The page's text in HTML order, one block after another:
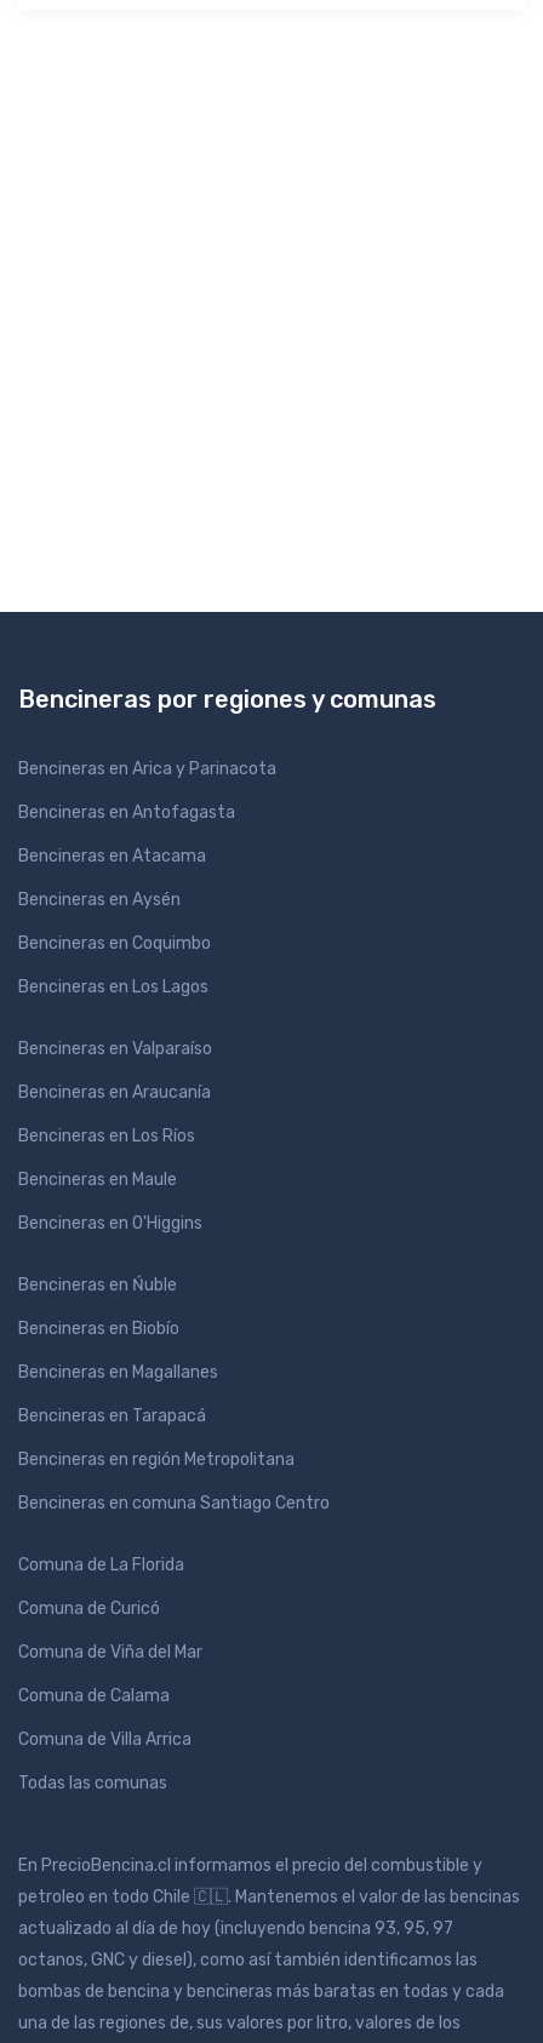
Bencineras por regiones y comunas
Bencineras en Arica y Parinacota
Bencineras en Antofagasta
Bencineras en Atacama
Bencineras en Aysén
Bencineras en Coquimbo
Bencineras en Los Lagos
Bencineras en Valparaíso
Bencineras en Araucanía
Bencineras en Los Ríos
Bencineras en Maule
Bencineras en O'Higgins
Bencineras en Ńuble
Bencineras en Biobío
Bencineras en Magallanes
Bencineras en Tarapacá
Bencineras en región Metropolitana
Bencineras en comuna Santiago Centro
Comuna de La Florida
Comuna de Curicó
Comuna de Viña del Mar
Comuna de Calama
Comuna de Villa Arrica
Todas las comunas
En PrecioBencina.cl informamos el precio del combustible y
petroleo en todo Chile 🇨🇱. Mantenemos el valor de las bencinas
actualizado al día de hoy (incluyendo bencina 93, 95, 97
octanos, GNC y diesel), como así también identificamos las
bombas de bencina y bencineras más baratas en todas y cada
una de las regiones de, sus valores por litro, valores de los